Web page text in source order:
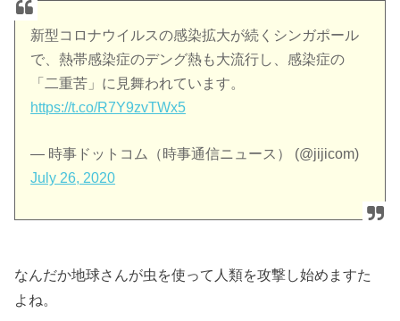
新型コロナウイルスの感染拡大が続くシンガポール
で、熱帯感染症のデング熱も大流行し、感染症の
「二重苦」に見舞われています。
https://t.co/R7Y9zvTWx5
— 時事ドットコム（時事通信ニュース） (@jijicom)
July 26, 2020
なんだか地球さんが虫を使って人類を攻撃し始めますた
よね。